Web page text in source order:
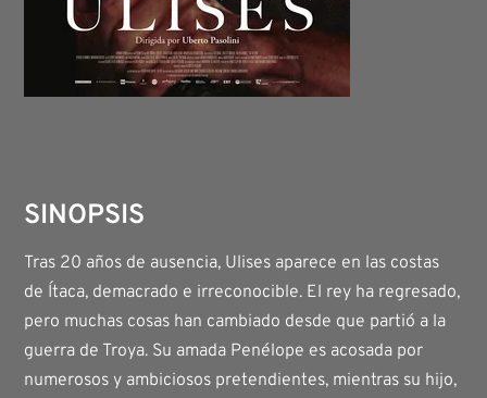
SINOPSIS
Tras 20 años de ausencia, Ulises aparece en las costas
de Ítaca, demacrado e irreconocible. El rey ha regresado,
pero muchas cosas han cambiado desde que partió a la
guerra de Troya. Su amada Penélope es acosada por
numerosos y ambiciosos pretendientes, mientras su hijo,